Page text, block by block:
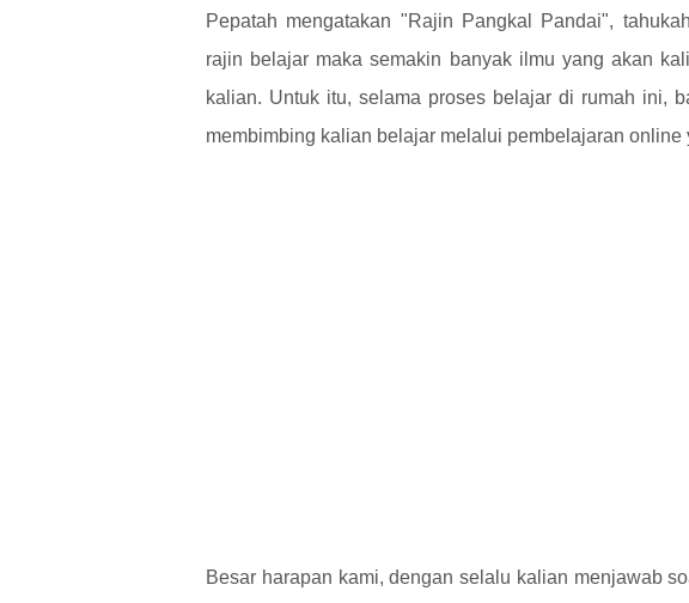
Pepatah mengatakan "Rajin Pangkal Pandai",
rajin belajar maka semakin banyak ilmu yang akan
kalian. Untuk itu, selama proses belajar di rumah ini,
membimbing kalian belajar melalui pembelajaran online
Besar harapan kami, dengan selalu kalian menjawab